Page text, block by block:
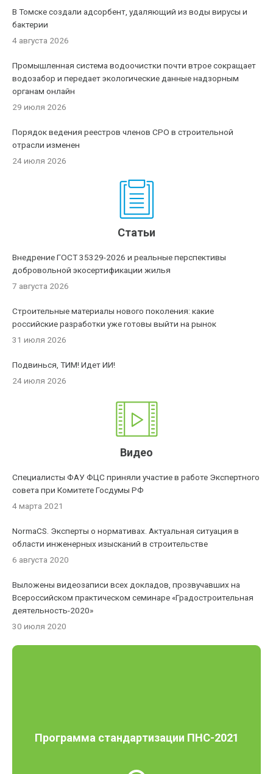
В Томске создали адсорбент, удаляющий из воды вирусы и
бактерии
4 августа 2026
Промышленная система водоочистки почти втрое сокращает
водозабор и передает экологические данные надзорным
органам онлайн
29 июля 2026
Порядок ведения реестров членов СРО в строительной
отрасли изменен
24 июля 2026
Статьи
Внедрение ГОСТ 35329-2026 и реальные перспективы
добровольной экосертификации жилья
7 августа 2026
Строительные материалы нового поколения: какие
российские разработки уже готовы выйти на рынок
31 июля 2026
Подвинься, ТИМ! Идет ИИ!
24 июля 2026
Видео
Специалисты ФАУ ФЦС приняли участие в работе Экспертного
совета при Комитете Госдумы РФ
4 марта 2021
NormaCS. Эксперты о нормативах. Актуальная ситуация в
области инженерных изысканий в строительстве
6 августа 2020
Выложены видеозаписи всех докладов, прозвучавших на
Всероссийском практическом семинаре «Градостроительная
деятельность-2020»
30 июля 2020
Программа стандартизации ПНС-2021